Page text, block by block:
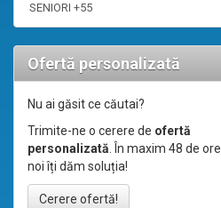
SENIORI +55
Ofertă personalizată
Nu ai găsit ce căutai?
Trimite-ne o cerere de ofertă
personalizată. În maxim 48 de ore
noi îți dăm soluția!
Cerere ofertă!